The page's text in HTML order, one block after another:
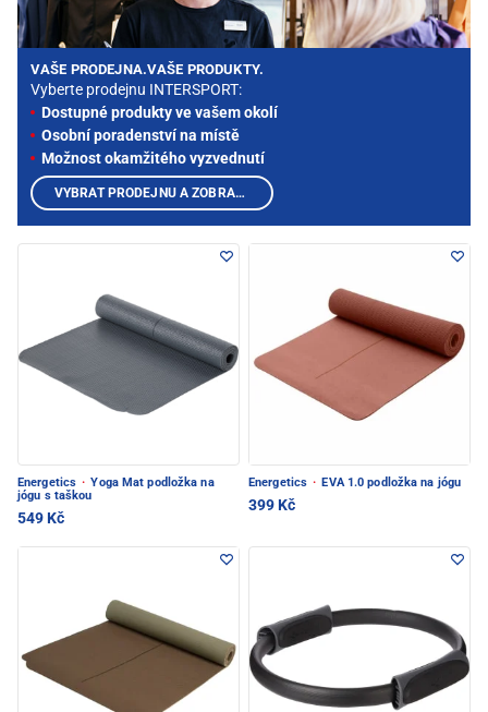
Energetics · Yoga Mat podložka na
jógu s taškou
549 Kč
Energetics · EVA 1.0 podložka na jógu
399 Kč
VAŠE PRODEJNA.VAŠE PRODUKTY.
Vyberte prodejnu INTERSPORT:
Dostupné produkty ve vašem okolí
Osobní poradenství na místě
Možnost okamžitého vyzvednutí
VYBRAT PRODEJNU A ZOBRAZIT PRODUKTY